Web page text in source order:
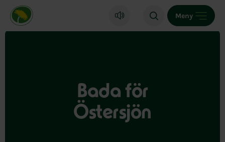
Miljöpartiet de gröna, startsida
Meny
Bada för
Östersjön